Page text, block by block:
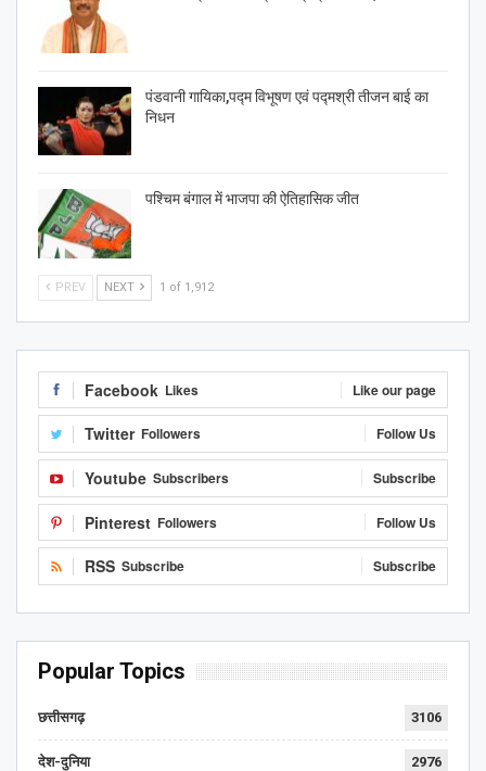
पंडवानी गायिका,पद्म विभूषण एवं पद्मश्री तीजन बाई का
निधन
पश्चिम बंगाल में भाजपा की ऐतिहासिक जीत
PREV NEXT 1 of 1,912
Facebook Likes Like our page
Twitter Followers Follow Us
Youtube Subscribers Subscribe
Pinterest Followers Follow Us
RSS Subscribe Subscribe
Popular Topics
छत्तीसगढ़ 3106
देश-दुनिया 2976